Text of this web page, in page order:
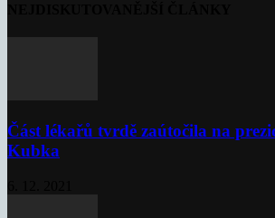
Část lékařů tvrdě zaútočila na
Kubka